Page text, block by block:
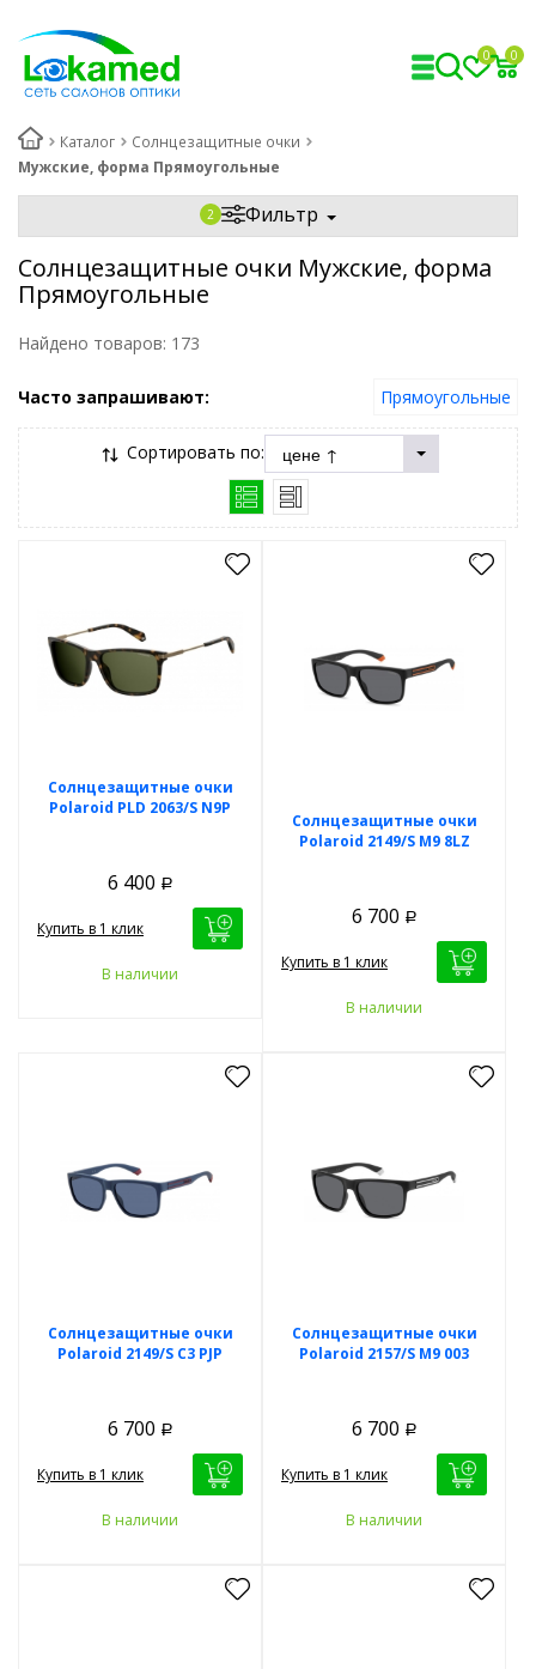
0 0
Каталог
Солнцезащитные очки
Мужские, форма Прямоугольные
Фильтр
Солнцезащитные очки Мужские, форма
Прямоугольные
Найдено товаров: 173
Часто запрашивают: Прямоугольные
Сортировать по:
Солнцезащитные очки
Polaroid PLD 2063/S N9P
6 400 Р
Купить в 1 клик
В наличии
Солнцезащитные очки
Polaroid 2149/S M9 8LZ
6 700 Р
Купить в 1 клик
В наличии
Солнцезащитные очки
Polaroid 2149/S C3 PJP
6 700 Р
Купить в 1 клик
В наличии
Солнцезащитные очки
Polaroid 2157/S M9 003
6 700 Р
Купить в 1 клик
В наличии